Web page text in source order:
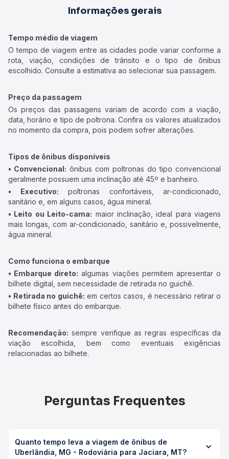
Informações gerais
Tempo médio de viagem
O tempo de viagem entre as cidades pode variar conforme a
rota, viação, condições de trânsito e o tipo de ônibus
escolhido. Consulte a estimativa ao selecionar sua passagem.
Preço da passagem
Os preços das passagens variam de acordo com a viação,
data, horário e tipo de poltrona. Confira os valores atualizados
no momento da compra, pois podem sofrer alterações.
Tipos de ônibus disponíveis
• Convencional: ônibus com poltronas do tipo convencional
geralmente possuem uma inclinação até 45º e banheiro.
• Executivo: poltronas confortáveis, ar-condicionado,
sanitário e, em alguns casos, água mineral.
• Leito ou Leito-cama: maior inclinação, ideal para viagens
mais longas, com ar-condicionado, sanitário e, possivelmente,
água mineral.
Como funciona o embarque
• Embarque direto: algumas viações permitem apresentar o
bilhete digital, sem necessidade de retirada no guichê.
• Retirada no guichê: em certos casos, é necessário retirar o
bilhete físico antes do embarque.
Recomendação: sempre verifique as regras específicas da
viação escolhida, bem como eventuais exigências
relacionadas ao bilhete.
Perguntas Frequentes
Quanto tempo leva a viagem de ônibus de
Uberlândia, MG - Rodoviária para Jaciara, MT?